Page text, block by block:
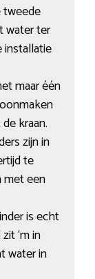
water ter
maar één
kraan.
zijn in
te
met een
is echt
‘m in
water in